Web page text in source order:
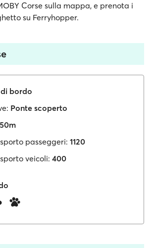
Corse sulla mappa, e prenota i
su Ferryhopper.
bordo
Ponte scoperto
passeggeri: 1120
veicoli: 400